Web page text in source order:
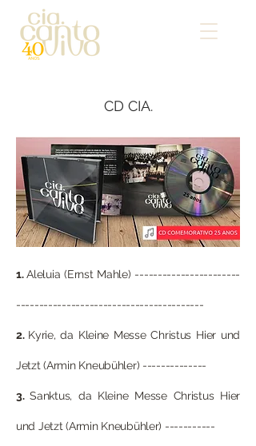
CD CIA.
1.Aleluia (Ernst Mahle) -----------------------
-----------------------------------------
2. Kyrie, da Kleine Messe Christus Hier und
Jetzt (Armin Kneubühler) --------------
3.Sanktus, da Kleine Messe Christus Hier
und Jetzt (Armin Kneubühler) -----------